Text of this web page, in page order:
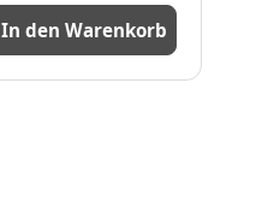
In den Warenkorb